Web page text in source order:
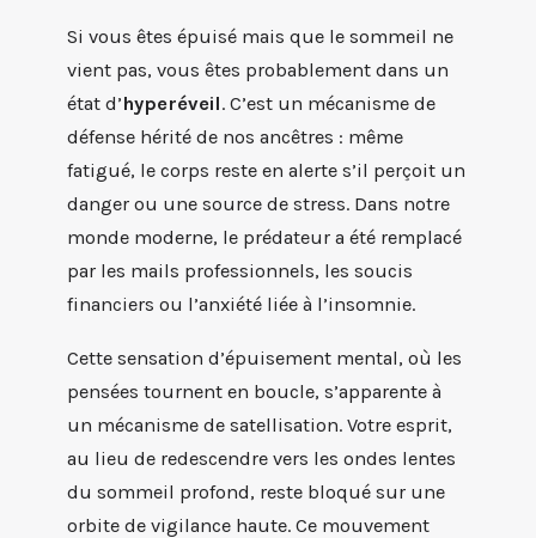
Si vous êtes épuisé mais que le sommeil ne
vient pas, vous êtes probablement dans un
état d’hyperéveil. C’est un mécanisme de
défense hérité de nos ancêtres : même
fatigué, le corps reste en alerte s’il perçoit un
danger ou une source de stress. Dans notre
monde moderne, le prédateur a été remplacé
par les mails professionnels, les soucis
financiers ou l’anxiété liée à l’insomnie.
Cette sensation d’épuisement mental, où les
pensées tournent en boucle, s’apparente à
un mécanisme de satellisation. Votre esprit,
au lieu de redescendre vers les ondes lentes
du sommeil profond, reste bloqué sur une
orbite de vigilance haute. Ce mouvement